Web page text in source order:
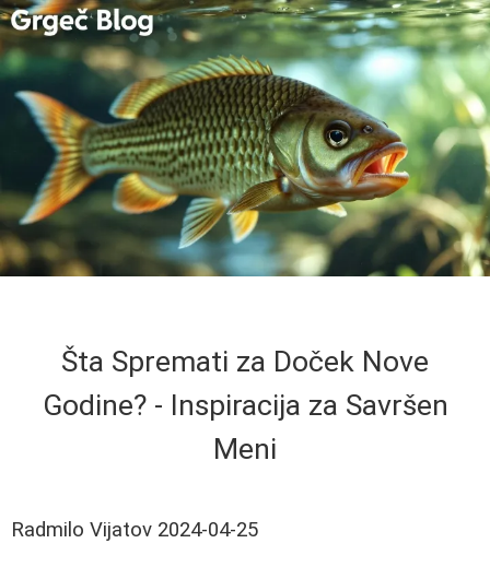
Šta Spremati za Doček Nove
Godine? - Inspiracija za Savršen
Meni
Radmilo Vijatov 2024-04-25